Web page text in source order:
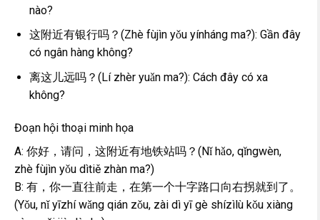
nào?
这附近有银行吗？(Zhè fùjìn yǒu yínháng ma?): Gần đây
có ngân hàng không?
离这儿远吗？(Lí zhèr yuǎn ma?): Cách đây có xa
không?
Đoạn hội thoại minh họa
A: 你好，请问，这附近有地铁站吗？(Nǐ hǎo, qǐngwèn,
zhè fùjìn yǒu dìtiě zhàn ma?)
B: 有，你一直往前走，在第一个十字路口向右拐就到了。
(Yǒu, nǐ yīzhí wǎng qián zǒu, zài dì yī gè shízìlù kǒu xiàng